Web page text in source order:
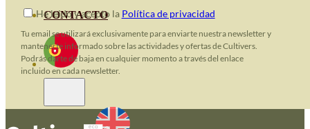
CONTACTO
He leido y acepto la Política de privacidad
Tu email se utilizará exclusivamente para enviarte nuestra newsletter y
mantenerte informado sobre las actividades y ofertas de Cultivers.
Podrás darte de baja en cualquier momento a través del enlace
incluido en cada newsletter.